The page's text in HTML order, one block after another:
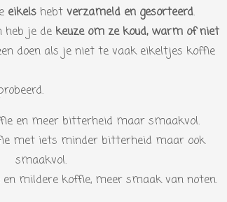
eikels hebt verzameld en gesorteerd.
heb je de keuze om ze koud, warm of niet
doen als je niet te vaak eikeltjes koffie
en meer bitterheid maar smaakvol.
met iets minder bitterheid maar ook
smaakvol.
mildere koffie, meer smaak van noten.